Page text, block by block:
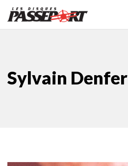
Sylvain Denfer